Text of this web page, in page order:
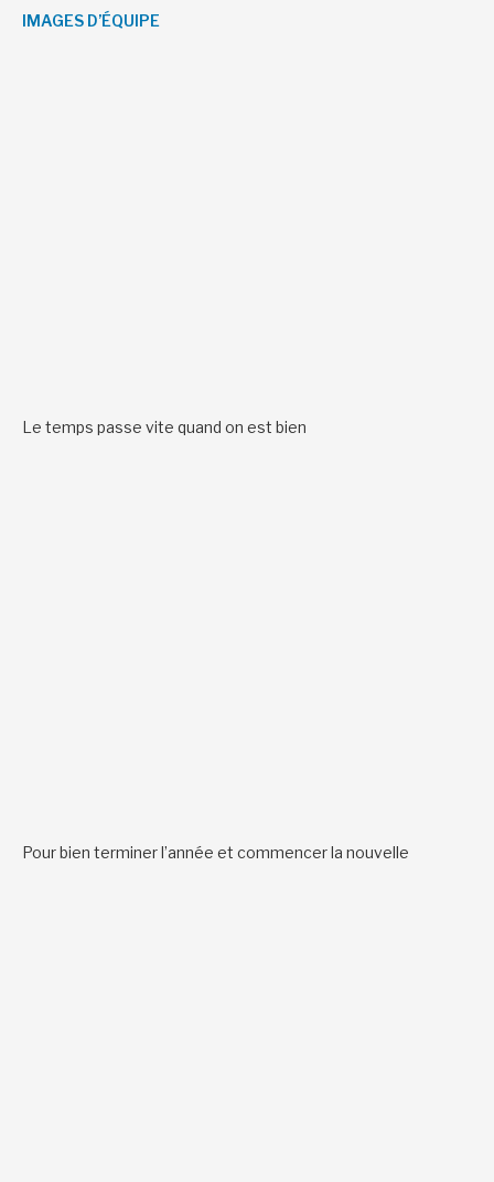
IMAGES D’ÉQUIPE
Le temps passe vite quand on est bien
Pour bien terminer l’année et commencer la nouvelle